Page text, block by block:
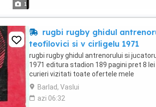
1
rugbi rugby ghidul
teofilovici si v cirligelu 1971
rugbi rugby ghidul antrenorului si
1971 editura stadion 189 pagini pret 8
curieri vizitati toate ofertele mele
Barlad, Vaslui
azi 06:32